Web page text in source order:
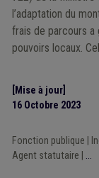
l’adaptation du
frais de parcours a
pouvoirs locaux.
[Mise à jour]
16 Octobre 2023
Fonction publique
Agent statutaire
...